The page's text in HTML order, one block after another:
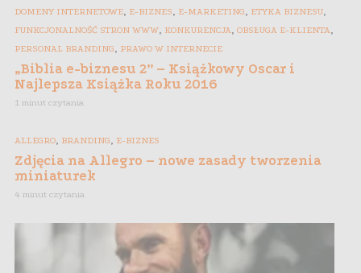
DOMENY INTERNETOWE, E-BIZNES, E-MARKETING, ETYKA BIZNESU,
FUNKCJONALNOŚĆ STRON WWW, KONKURENCJA, OBSŁUGA E-KLIENTA,
PERSONAL BRANDING, PRAWO W INTERNECIE
„Biblia e-biznesu 2” – Książkowy Oscar i
Najlepsza Książka Roku 2016
1 minut czytania
ALLEGRO, BRANDING, E-BIZNES
Zdjęcia na Allegro – nowe zasady tworzenia
miniaturek
4 minut czytania